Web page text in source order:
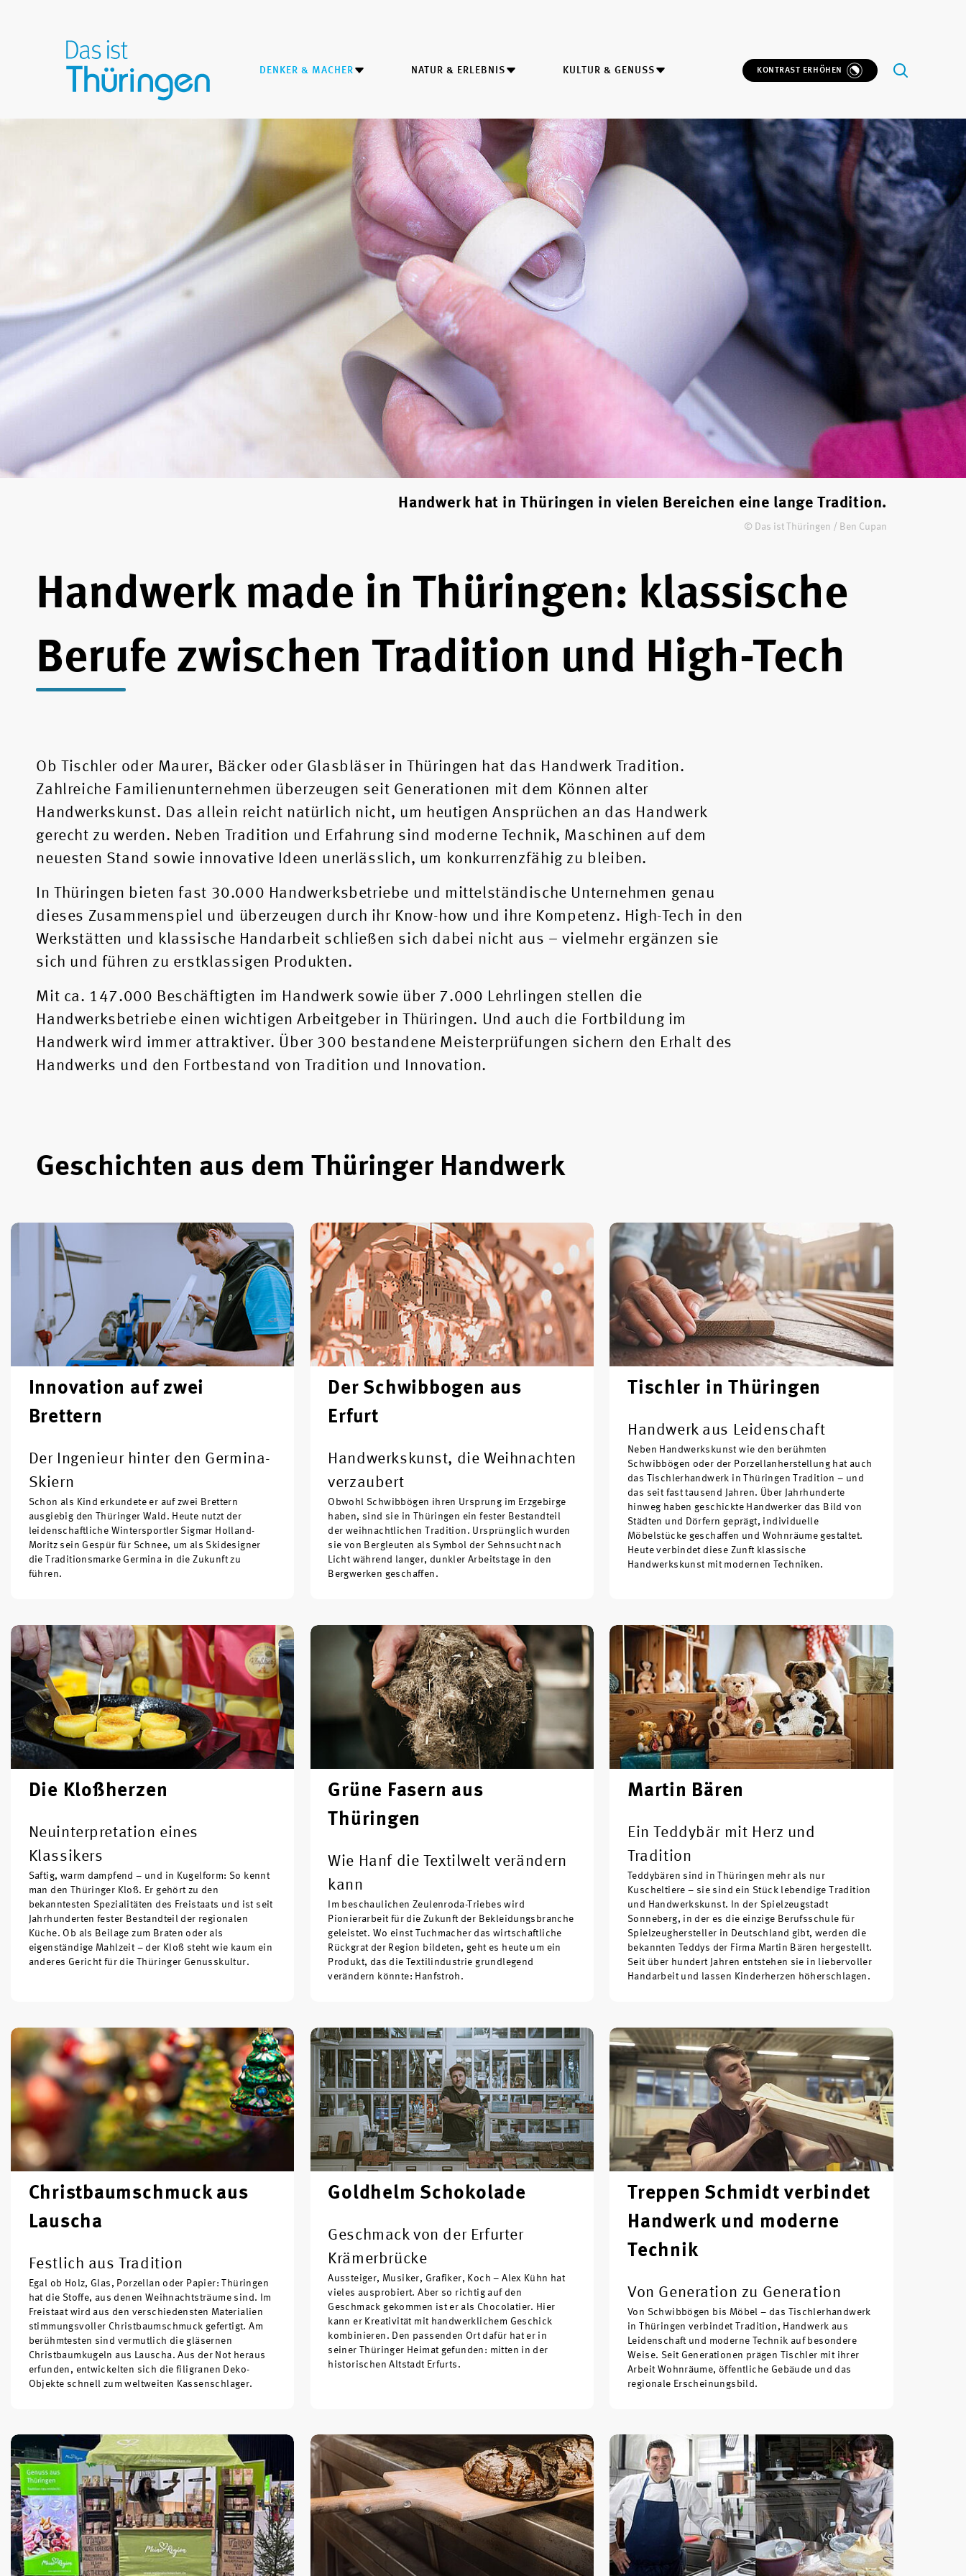
DENKER & MACHER NATUR & ERLEBNIS KULTUR & GENUSS KONTRAST ERHÖHEN
Handwerk hat in Thüringen in vielen Bereichen eine lange Tradition.
© Das ist Thüringen / Ben Cupan
Handwerk made in Thüringen: klassische
Berufe zwischen Tradition und High-Tech
Ob Tischler oder Maurer, Bäcker oder Glasbläser in Thüringen hat das Handwerk Tradition.
Zahlreiche Familienunternehmen überzeugen seit Generationen mit dem Können alter
Handwerkskunst. Das allein reicht natürlich nicht, um heutigen Ansprüchen an das Handwerk
gerecht zu werden. Neben Tradition und Erfahrung sind moderne Technik, Maschinen auf dem
neuesten Stand sowie innovative Ideen unerlässlich, um konkurrenzfähig zu bleiben.
In Thüringen bieten fast 30.000 Handwerksbetriebe und mittelständische Unternehmen genau
dieses Zusammenspiel und überzeugen durch ihr Know-how und ihre Kompetenz. High-Tech in den
Werkstätten und klassische Handarbeit schließen sich dabei nicht aus – vielmehr ergänzen sie
sich und führen zu erstklassigen Produkten.
Mit ca. 147.000 Beschäftigten im Handwerk sowie über 7.000 Lehrlingen stellen die
Handwerksbetriebe einen wichtigen Arbeitgeber in Thüringen. Und auch die Fortbildung im
Handwerk wird immer attraktiver. Über 300 bestandene Meisterprüfungen sichern den Erhalt des
Handwerks und den Fortbestand von Tradition und Innovation.
Geschichten aus dem Thüringer Handwerk
Innovation auf zwei
Brettern
Der Ingenieur hinter den Germina-
Skiern
Schon als Kind erkundete er auf zwei Brettern
ausgiebig den Thüringer Wald. Heute nutzt der
leidenschaftliche Wintersportler Sigmar Holland-
Moritz sein Gespür für Schnee, um als Skidesigner
die Traditionsmarke Germina in die Zukunft zu
führen.
Der Schwibbogen aus
Erfurt
Handwerkskunst, die Weihnachten
verzaubert
Obwohl Schwibbögen ihren Ursprung im Erzgebirge
haben, sind sie in Thüringen ein fester Bestandteil
der weihnachtlichen Tradition. Ursprünglich wurden
sie von Bergleuten als Symbol der Sehnsucht nach
Licht während langer, dunkler Arbeitstage in den
Bergwerken geschaffen.
Tischler in Thüringen
Handwerk aus Leidenschaft
Neben Handwerkskunst wie den berühmten
Schwibbögen oder der Porzellanherstellung hat auch
das Tischlerhandwerk in Thüringen Tradition – und
das seit fast tausend Jahren. Über Jahrhunderte
hinweg haben geschickte Handwerker das Bild von
Städten und Dörfern geprägt, individuelle
Möbelstücke geschaffen und Wohnräume gestaltet.
Heute verbindet diese Zunft klassische
Handwerkskunst mit modernen Techniken.
Die Kloßherzen
Neuinterpretation eines
Klassikers
Saftig, warm dampfend – und in Kugelform: So kennt
man den Thüringer Kloß. Er gehört zu den
bekanntesten Spezialitäten des Freistaats und ist seit
Jahrhunderten fester Bestandteil der regionalen
Küche. Ob als Beilage zum Braten oder als
eigenständige Mahlzeit – der Kloß steht wie kaum ein
anderes Gericht für die Thüringer Genusskultur.
Grüne Fasern aus
Thüringen
Wie Hanf die Textilwelt verändern
kann
Im beschaulichen Zeulenroda-Triebes wird
Pionierarbeit für die Zukunft der Bekleidungsbranche
geleistet. Wo einst Tuchmacher das wirtschaftliche
Rückgrat der Region bildeten, geht es heute um ein
Produkt, das die Textilindustrie grundlegend
verändern könnte: Hanfstroh.
Martin Bären
Ein Teddybär mit Herz und
Tradition
Teddybären sind in Thüringen mehr als nur
Kuscheltiere – sie sind ein Stück lebendige Tradition
und Handwerkskunst. In der Spielzeugstadt
Sonneberg, in der es die einzige Berufsschule für
Spielzeughersteller in Deutschland gibt, werden die
bekannten Teddys der Firma Martin Bären hergestellt.
Seit über hundert Jahren entstehen sie in liebervoller
Handarbeit und lassen Kinderherzen höherschlagen.
Christbaumschmuck aus
Lauscha
Festlich aus Tradition
Egal ob Holz, Glas, Porzellan oder Papier: Thüringen
hat die Stoffe, aus denen Weihnachtsträume sind. Im
Freistaat wird aus den verschiedensten Materialien
stimmungsvoller Christbaumschmuck gefertigt. Am
berühmtesten sind vermutlich die gläsernen
Christbaumkugeln aus Lauscha. Aus der Not heraus
erfunden, entwickelten sich die filigranen Deko-
Objekte schnell zum weltweiten Kassenschlager.
Goldhelm Schokolade
Geschmack von der Erfurter
Krämerbrücke
Aussteiger, Musiker, Grafiker, Koch – Alex Kühn hat
vieles ausprobiert. Aber so richtig auf den
Geschmack gekommen ist er als Chocolatier. Hier
kann er Kreativität mit handwerklichem Geschick
kombinieren. Den passenden Ort dafür hat er in
seiner Thüringer Heimat gefunden: mitten in der
historischen Altstadt Erfurts.
Treppen Schmidt verbindet
Handwerk und moderne
Technik
Von Generation zu Generation
Von Schwibbögen bis Möbel – das Tischlerhandwerk
in Thüringen verbindet Tradition, Handwerk aus
Leidenschaft und moderne Technik auf besondere
Weise. Seit Generationen prägen Tischler mit ihrer
Arbeit Wohnräume, öffentliche Gebäude und das
regionale Erscheinungsbild.